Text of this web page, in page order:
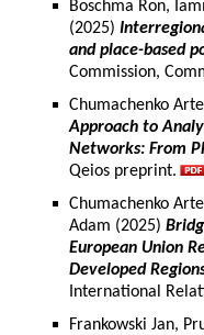
Boschma Ron,
(2025)
and place-based
Commission,
Chumachenko
Approach to
Networks: From
Qeios preprint.
Chumachenko
Adam (2025)
European Union
Developed
International
Frankowski Jan,